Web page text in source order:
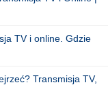
TV i online. Gdzie
Transmisja TV,